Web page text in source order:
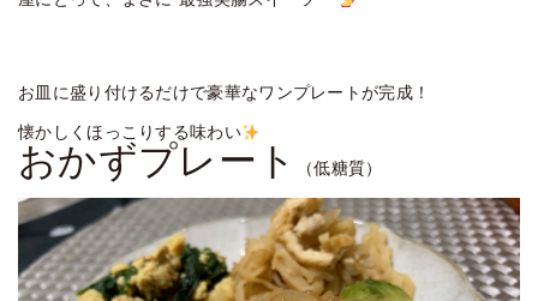
お皿に盛り付けるだけで豪華なワンプレートが完成！
懐かしくほっこりする味わい
おかずプレート （低糖質）